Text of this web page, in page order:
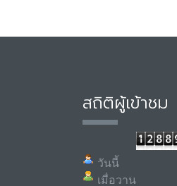
สถิติผู้เข้าชม
วันนี้
เมื่อวาน